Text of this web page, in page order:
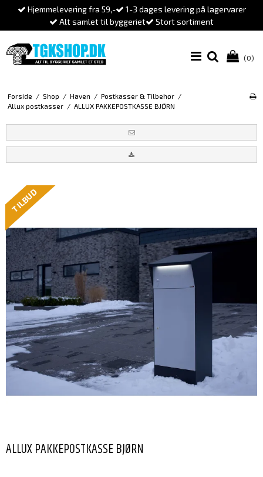
Hjemmelevering fra 59,-
1-3 dages levering på lagervarer
Alt samlet til byggeriet
Stort sortiment
(0)
Forside / Shop / Haven / Postkasser & Tilbehør /
Allux postkasser / ALLUX PAKKEPOSTKASSE BJØRN
TILBUD
ALLUX PAKKEPOSTKASSE BJØRN